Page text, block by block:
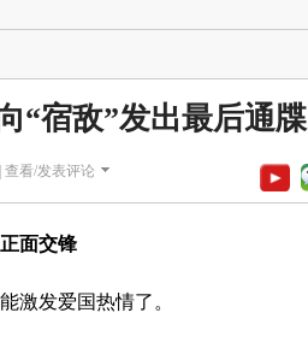
“宿敌”发出最后通牒
查看/发表评论
面交锋
激发爱国热情了。